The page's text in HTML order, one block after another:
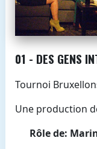
01 - DES GENS
Tournoi
Une production
Rôle de: